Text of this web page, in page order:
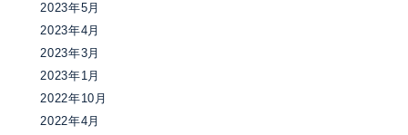
2023年5月
2023年4月
2023年3月
2023年1月
2022年10月
2022年4月